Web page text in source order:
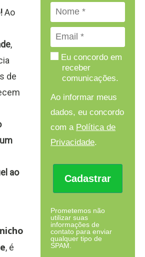
Ao
,
de
ao
nicho
, é
Eu concordo em
receber
comunicações.
Ao informar meus
dados, eu concordo
com a Política de
Privacidade.
Cadastrar
Prometemos não
utilizar suas
informações de
contato para enviar
qualquer tipo de
SPAM.